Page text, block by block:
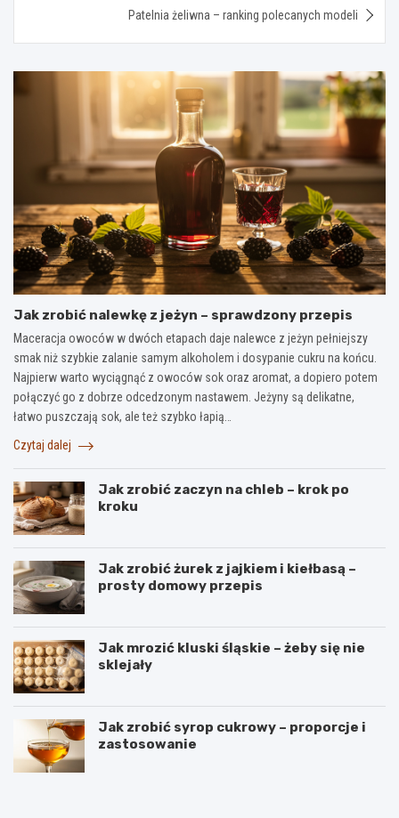
Patelnia żeliwna – ranking polecanych modeli
Jak zrobić nalewkę z jeżyn – sprawdzony przepis
Maceracja owoców w dwóch etapach daje nalewce z jeżyn pełniejszy
smak niż szybkie zalanie samym alkoholem i dosypanie cukru na końcu.
Najpierw warto wyciągnąć z owoców sok oraz aromat, a dopiero potem
połączyć go z dobrze odcedzonym nastawem. Jeżyny są delikatne,
łatwo puszczają sok, ale też szybko łapią…
Czytaj dalej
Jak zrobić zaczyn na chleb – krok po
kroku
Jak zrobić żurek z jajkiem i kiełbasą –
prosty domowy przepis
Jak mrozić kluski śląskie – żeby się nie
sklejały
Jak zrobić syrop cukrowy – proporcje i
zastosowanie
B
S